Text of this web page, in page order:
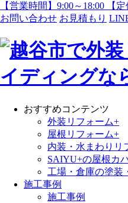
【営業時間】9:00～18:00 【
お問い合わせ お見積もり
おすすめコンテンツ
外装リフォーム+
屋根リフォーム+
内装・水まわりリ
SAIYU+の屋根カ
工場・倉庫の塗装
施工事例
施工事例